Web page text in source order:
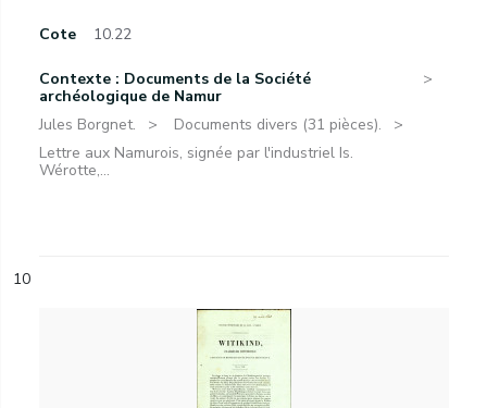
Cote 10.22
Contexte : Documents de la Société
archéologique de Namur
Jules Borgnet.
Documents divers (31 pièces).
Lettre aux Namurois, signée par l'industriel Is.
Wérotte,...
10